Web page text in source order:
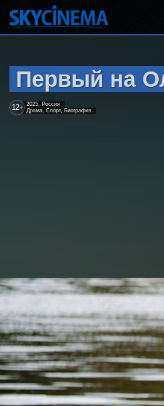
Первый на
12+ 2025, Россия
Драма, Спорт, Биография